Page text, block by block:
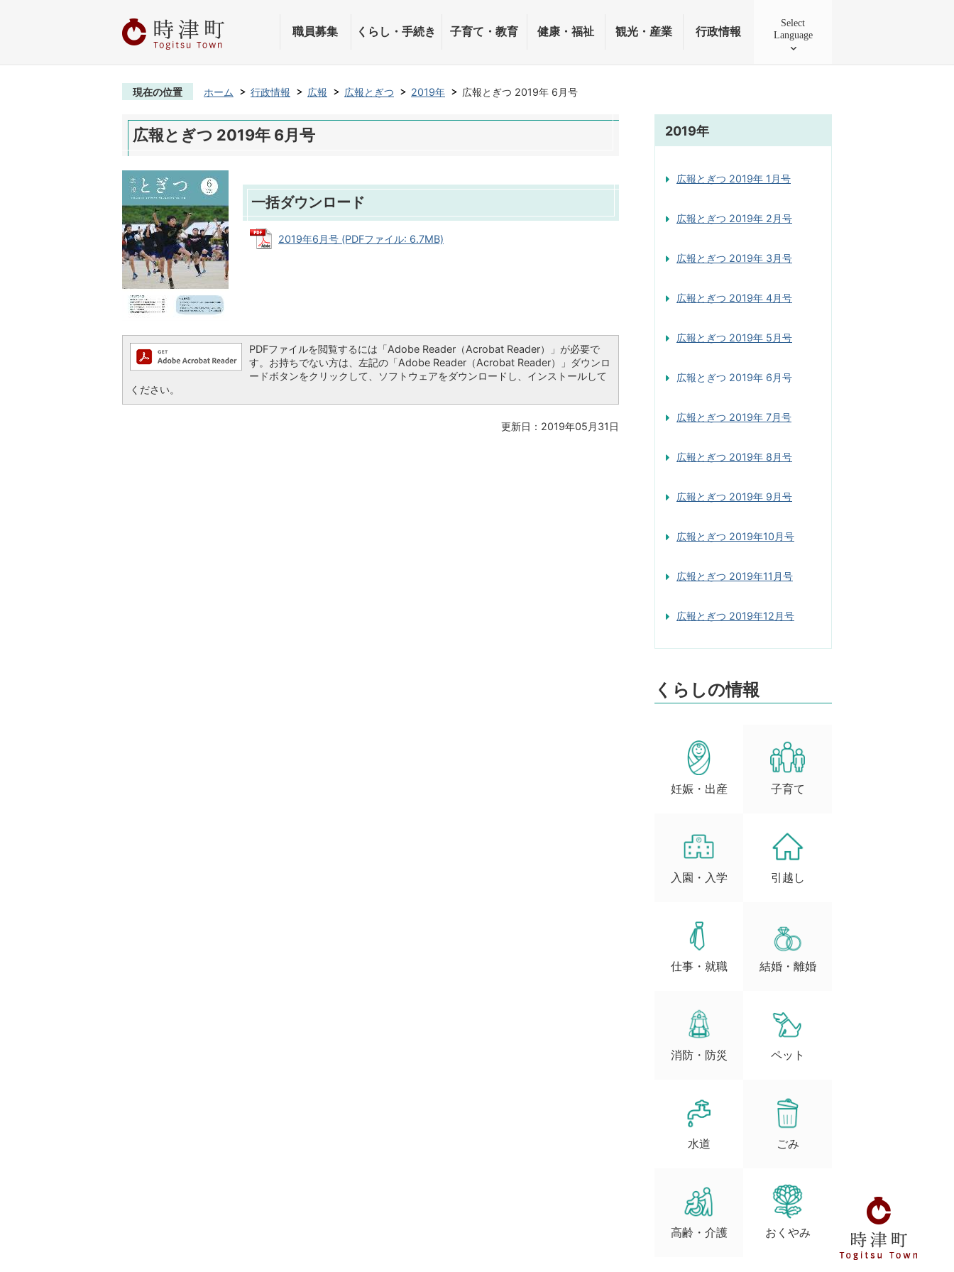
職員募集 くらし・手続き 子育て・教育 健康・福祉 観光・産業 行政情報
Select
Language
現在の位置 ホーム 行政情報 広報 広報とぎつ 2019年 広報とぎつ 2019年 6月号
広報とぎつ 2019年 6月号
一括ダウンロード
2019年6月号 (PDFファイル: 6.7MB)
PDFファイルを閲覧するには「Adobe Reader（Acrobat Reader）」が必要で
す。お持ちでない方は、左記の「Adobe Reader（Acrobat Reader）」ダウンロ
ードボタンをクリックして、ソフトウェアをダウンロードし、インストールして
ください。
更新日：2019年05月31日
2019年
広報とぎつ 2019年 1月号
広報とぎつ 2019年 2月号
広報とぎつ 2019年 3月号
広報とぎつ 2019年 4月号
広報とぎつ 2019年 5月号
広報とぎつ 2019年 6月号
広報とぎつ 2019年 7月号
広報とぎつ 2019年 8月号
広報とぎつ 2019年 9月号
広報とぎつ 2019年10月号
広報とぎつ 2019年11月号
広報とぎつ 2019年12月号
くらしの情報
妊娠・出産 子育て
入園・入学 引越し
仕事・就職 結婚・離婚
消防・防災 ペット
水道 ごみ
高齢・介護 おくやみ